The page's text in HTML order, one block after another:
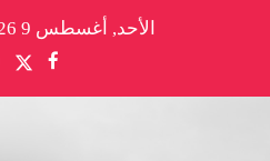
الأحد, أغسطس 9 2026 - Welcome